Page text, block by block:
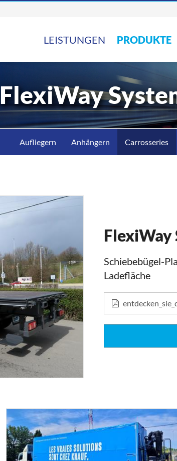
LEISTUNGEN PRODUKTE
FlexiWay
Aufliegern Anhängern Carrosseries
FlexiWay
Schiebebügel-
Ladefläche